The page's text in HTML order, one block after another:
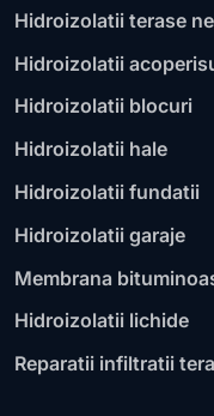
Hidroizolatii terase
Hidroizolatii
Hidroizolatii blocuri
Hidroizolatii hale
Hidroizolatii fundatii
Hidroizolatii garaje
Membrana
Hidroizolatii lichide
Reparatii infiltratii